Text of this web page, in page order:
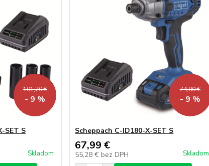
101,20 €
- 9 %
SET S
Skladom
74,80 €
- 9 %
Scheppach C-ID180-X-SET S
67,99 €
55,28 € bez DPH Skladom